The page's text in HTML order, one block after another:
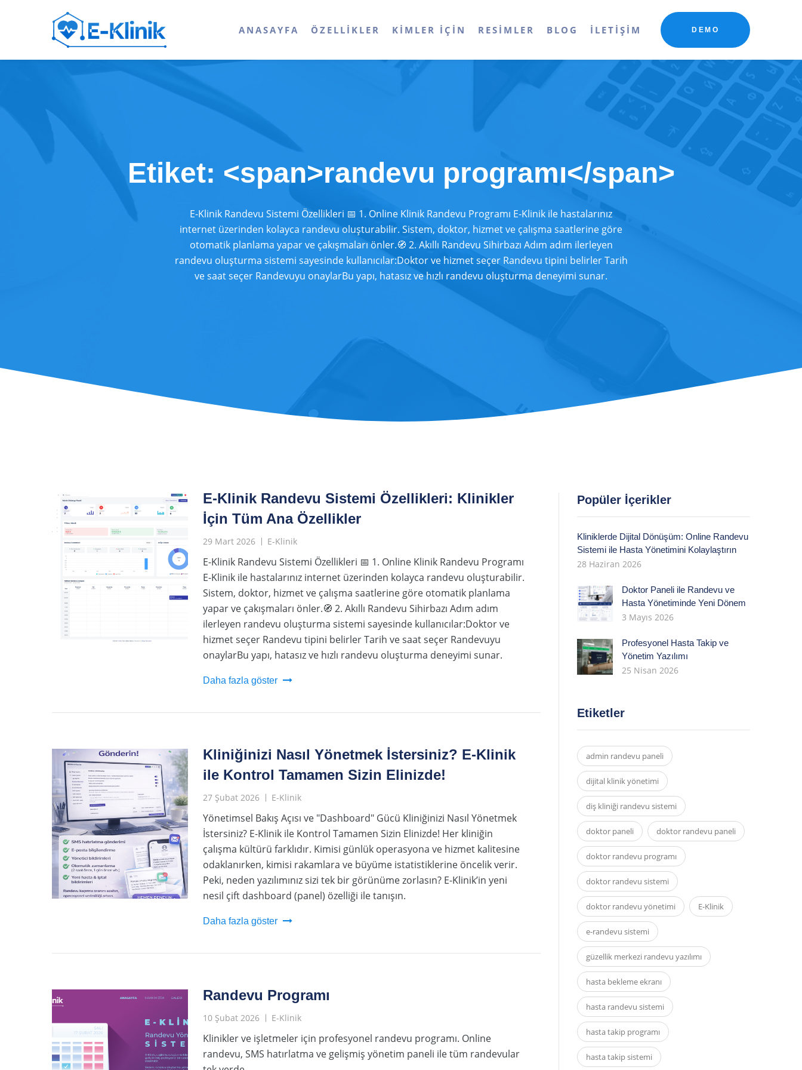
ANASAYFA ÖZELLIKLER KIMLER İÇIN RESIMLER BLOG İLETIŞIM DEMO
Etiket: <span>randevu programı</span>
E-Klinik Randevu Sistemi Özellikleri 📅 1. Online Klinik Randevu Programı E-Klinik ile hastalarınız
internet üzerinden kolayca randevu oluşturabilir. Sistem, doktor, hizmet ve çalışma saatlerine göre
otomatik planlama yapar ve çakışmaları önler.🧭 2. Akıllı Randevu Sihirbazı Adım adım ilerleyen
randevu oluşturma sistemi sayesinde kullanıcılar:Doktor ve hizmet seçer Randevu tipini belirler Tarih
ve saat seçer Randevuyu onaylarBu yapı, hatasız ve hızlı randevu oluşturma deneyimi sunar.
E-Klinik Randevu Sistemi Özellikleri: Klinikler
İçin Tüm Ana Özellikler
29 Mart 2026 E-Klinik
E-Klinik Randevu Sistemi Özellikleri 📅 1. Online Klinik Randevu Programı
E-Klinik ile hastalarınız internet üzerinden kolayca randevu oluşturabilir.
Sistem, doktor, hizmet ve çalışma saatlerine göre otomatik planlama
yapar ve çakışmaları önler.🧭 2. Akıllı Randevu Sihirbazı Adım adım
ilerleyen randevu oluşturma sistemi sayesinde kullanıcılar:Doktor ve
hizmet seçer Randevu tipini belirler Tarih ve saat seçer Randevuyu
onaylarBu yapı, hatasız ve hızlı randevu oluşturma deneyimi sunar.
Daha fazla göster
Kliniğinizi Nasıl Yönetmek İstersiniz? E-Klinik
ile Kontrol Tamamen Sizin Elinizde!
27 Şubat 2026 E-Klinik
Yönetimsel Bakış Açısı ve "Dashboard" Gücü Kliniğinizi Nasıl Yönetmek
İstersiniz? E-Klinik ile Kontrol Tamamen Sizin Elinizde! Her kliniğin
çalışma kültürü farklıdır. Kimisi günlük operasyona ve hizmet kalitesine
odaklanırken, kimisi rakamlara ve büyüme istatistiklerine öncelik verir.
Peki, neden yazılımınız sizi tek bir görünüme zorlasın? E-Klinik’in yeni
nesil çift dashboard (panel) özelliği ile tanışın.
Daha fazla göster
Randevu Programı
10 Şubat 2026 E-Klinik
Klinikler ve işletmeler için profesyonel randevu programı. Online
randevu, SMS hatırlatma ve gelişmiş yönetim paneli ile tüm randevular
Popüler İçerikler
Kliniklerde Dijital Dönüşüm: Online Randevu
Sistemi ile Hasta Yönetimini Kolaylaştırın
28 Haziran 2026
Doktor Paneli ile Randevu ve
Hasta Yönetiminde Yeni Dönem
3 Mayıs 2026
Profesyonel Hasta Takip ve
Yönetim Yazılımı
25 Nisan 2026
Etiketler
admin randevu paneli
dijital klinik yönetimi
diş kliniği randevu sistemi
doktor paneli doktor randevu paneli
doktor randevu programı
doktor randevu sistemi
doktor randevu yönetimi E-Klinik
e-randevu sistemi
güzellik merkezi randevu yazılımı
hasta bekleme ekranı
hasta randevu sistemi
hasta takip programı
hasta takip sistemi